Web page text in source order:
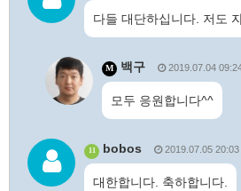
다들 대단하십니다. 저도
M 백구 2019.07.04
모두 응원합니다^^
11 bobos 2019.07.05 20:03
대한합니다. 축하합니다.